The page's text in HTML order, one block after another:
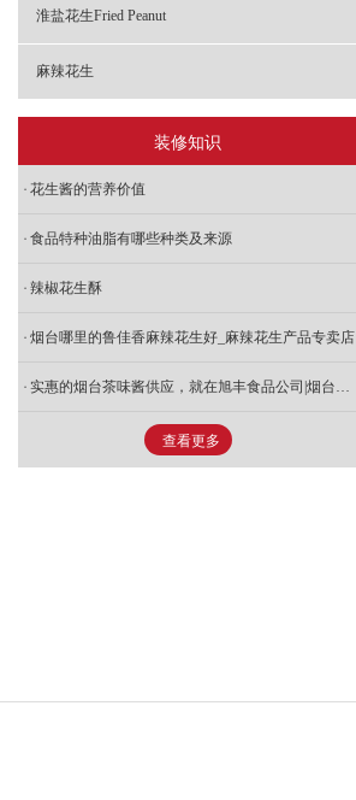
淮盐花生Fried Peanut
麻辣花生
装修知识
花生酱的营养价值
食品特种油脂有哪些种类及来源
辣椒花生酥
烟台哪里的鲁佳香麻辣花生好_麻辣花生产品专卖店
实惠的烟台茶味酱供应，就在旭丰食品公司|烟台油炸花生仁
查看更多